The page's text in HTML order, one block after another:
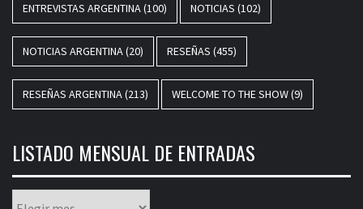
ENTREVISTAS ARGENTINA(100) NOTICIAS (102)
NOTICIAS ARGENTINA(20) RESEÑAS (455)
RESEÑAS ARGENTINA(213) WELCOME TO THE SHOW(9)
LISTADO MENSUAL DE ENTRADAS